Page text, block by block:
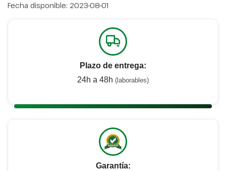
Fecha disponible: 2023-08-01
Plazo de entrega:
24h a 48h (laborables)
Garantía: